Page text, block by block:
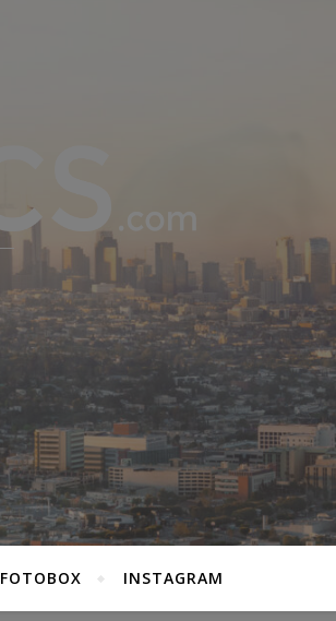
FOTOBOX INSTAGRAM